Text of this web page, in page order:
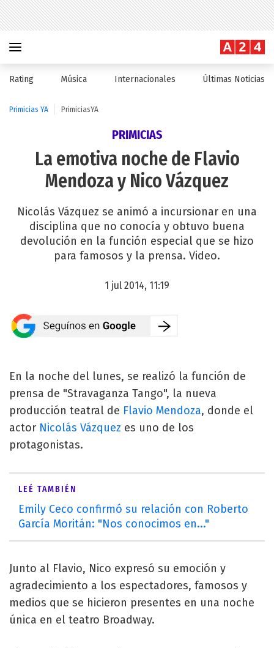
Rating Música Internacionales Últimas Noticias
Primicias YA PrimiciasYA
PRIMICIAS
La emotiva noche de Flavio
Mendoza y Nico Vázquez
Nicolás Vázquez se animó a incursionar en una
disciplina que no conocía y obtuvo buena
devolución en la función especial que se hizo
para famosos y la prensa. Video.
1 jul 2014, 11:19
En la noche del lunes, se realizó la función de
prensa de "Stravaganza Tango", la nueva
producción teatral de Flavio Mendoza, donde el
actor Nicolás Vázquez es uno de los
protagonistas.
LEÉ TAMBIÉN
Emily Ceco confirmó su relación con Roberto
García Moritán: "Nos conocimos en..."
Junto al Flavio, Nico expresó su emoción y
agradecimiento a los espectadores, famosos y
medios que se hicieron presentes en una noche
única en el teatro Broadway.